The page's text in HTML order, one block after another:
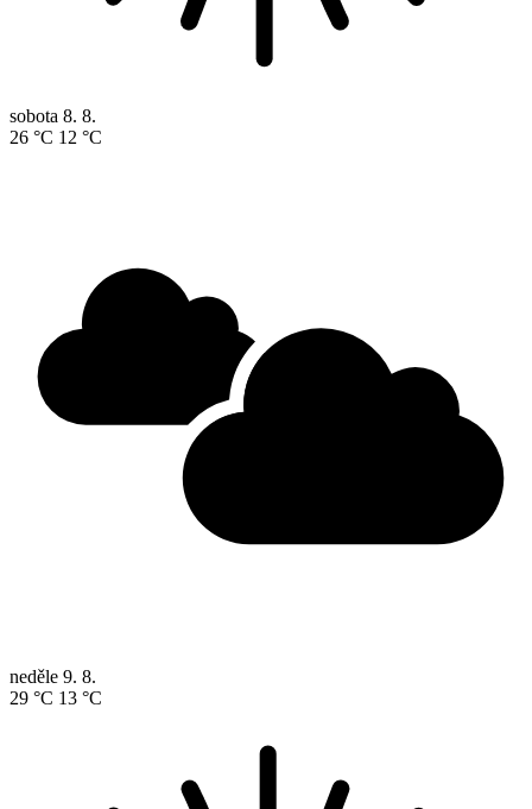
sobota 8. 8.
26 °C 12 °C
neděle 9. 8.
29 °C 13 °C